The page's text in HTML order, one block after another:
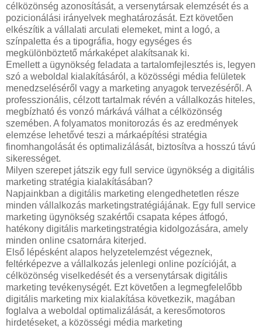
célközönség azonosítását, a versenytársak elemzését és a
pozicionálási irányelvek meghatározását. Ezt követően
elkészítik a vállalati arculati elemeket, mint a logó, a
színpaletta és a tipográfia, hogy egységes és
megkülönböztető márkaképet alakítsanak ki.
Emellett a ügynökség feladata a tartalomfejlesztés is, legyen
szó a weboldal kialakításáról, a közösségi média felületek
menedzseléséről vagy a marketing anyagok tervezéséről. A
professzionális, célzott tartalmak révén a vállalkozás hiteles,
megbízható és vonzó márkává válhat a célközönség
szemében. A folyamatos monitorozás és az eredmények
elemzése lehetővé teszi a márkaépítési stratégia
finomhangolását és optimalizálását, biztosítva a hosszú távú
sikerességet.
Milyen szerepet játszik egy full service ügynökség a digitális
marketing stratégia kialakításában?
Napjainkban a digitális marketing elengedhetetlen része
minden vállalkozás marketingstratégiájának. Egy full service
marketing ügynökség szakértői csapata képes átfogó,
hatékony digitális marketingstratégia kidolgozására, amely
minden online csatornára kiterjed.
Első lépésként alapos helyzetelemzést végeznek,
feltérképezve a vállalkozás jelenlegi online pozícióját, a
célközönség viselkedését és a versenytársak digitális
marketing tevékenységét. Ezt követően a legmegfelelőbb
digitális marketing mix kialakítása következik, magában
foglalva a weboldal optimalizálását, a keresőmotoros
hirdetéseket, a közösségi média marketing